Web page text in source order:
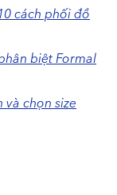
cách phối đồ
biệt Formal
và chọn size